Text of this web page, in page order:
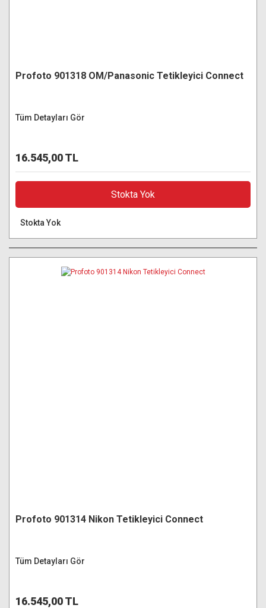
Profoto 901318 OM/Panasonic Tetikleyici Connect
Tüm Detayları Gör
16.545,00 TL
Stokta Yok
Stokta Yok
Profoto 901314 Nikon Tetikleyici Connect
Tüm Detayları Gör
16.545,00 TL